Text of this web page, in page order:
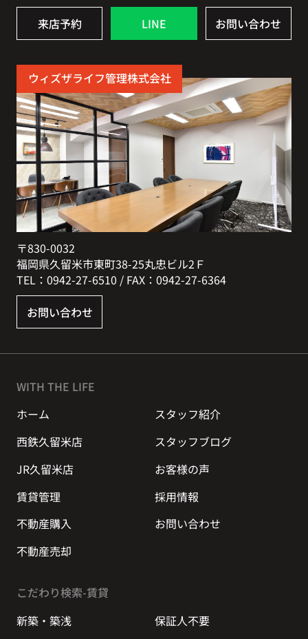
来店予約 LINE お問い合わせ
ウィズザライフ管理株式会社
〒830-0032
福岡県久留米市東町38-25丸忠ビル2Ｆ
TEL：0942-27-6510 / FAX：0942-27-6364
お問い合わせ
WITH THE LIFE
ホーム
スタッフ紹介
西鉄久留米店
スタッフブログ
JR久留米店
お客様の声
賃貸管理
採用情報
不動産購入
お問い合わせ
不動産売却
こだわり検索-賃貸
新築・築浅
保証人不要